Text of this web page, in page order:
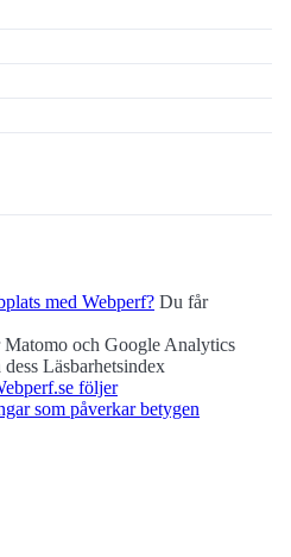
med Webperf? Du får
och Google Analytics
Läsbarhetsindex
följer
som påverkar betygen